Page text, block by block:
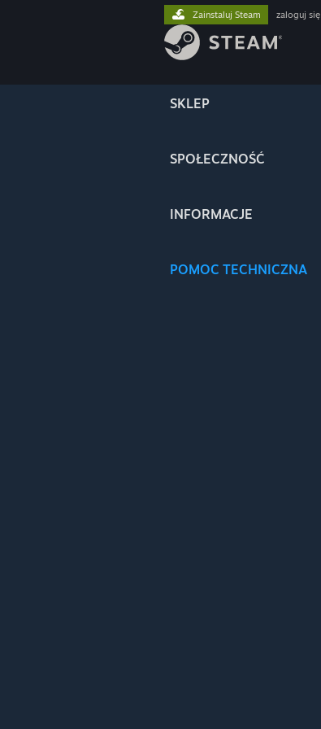
SKLEP
SPOŁECZNOŚĆ
INFORMACJE
POMOC TECHNICZNA
Zainstaluj Steam zaloguj się